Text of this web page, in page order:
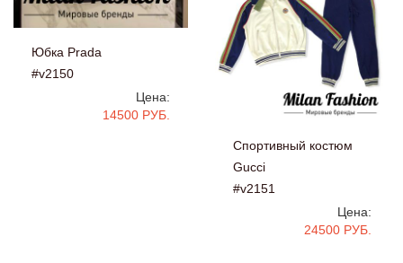
Юбка Prada
#v2150
Цена:
14500 РУБ.
Спортивный костюм
Gucci
#v2151
Цена:
24500 РУБ.